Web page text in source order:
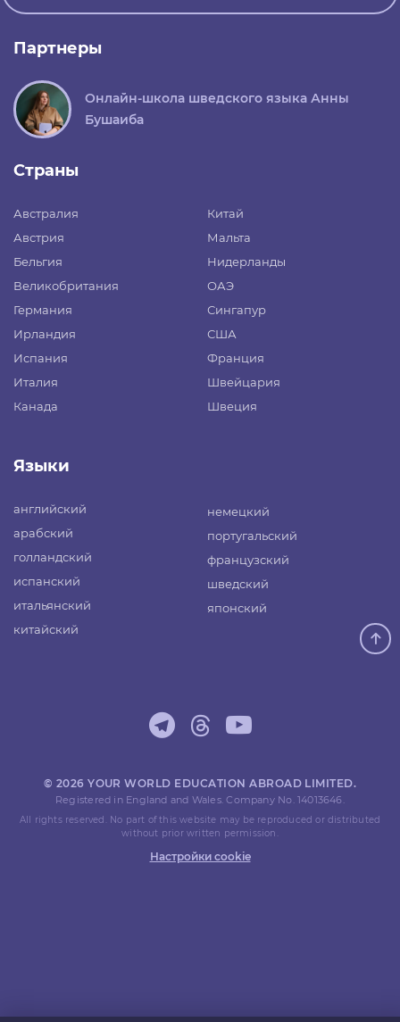
Партнеры
Онлайн-школа шведского языка Анны
Бушаиба
Страны
Австралия
Австрия
Бельгия
Великобритания
Германия
Ирландия
Испания
Италия
Канада
Китай
Мальта
Нидерланды
ОАЭ
Сингапур
США
Франция
Швейцария
Швеция
Языки
английский
арабский
голландский
испанский
итальянский
китайский
немецкий
португальский
французский
шведский
японский
© 2026 YOUR WORLD EDUCATION ABROAD LIMITED.
Registered in England and Wales. Company No. 14013646.
All rights reserved. No part of this website may be reproduced or distributed
without prior written permission.
Настройки cookie